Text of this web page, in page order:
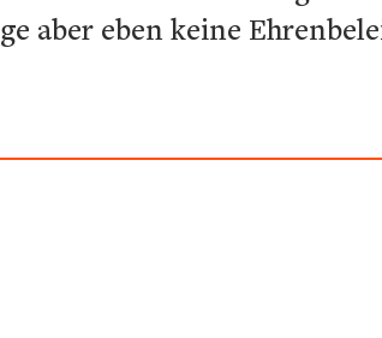
aber eben keine